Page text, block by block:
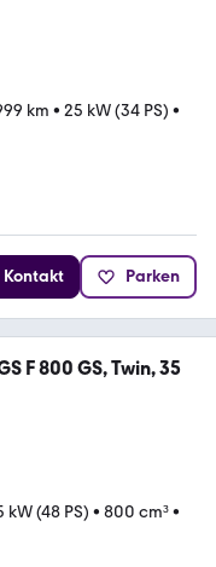
km • 25 kW (34 PS) •
Kontakt Parken
F 800 GS, Twin, 35
kW (48 PS) • 800 cm³•